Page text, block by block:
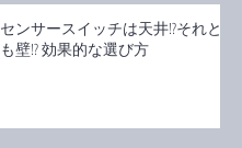
センサースイッチは天井!?それと
も壁!? 効果的な選び方